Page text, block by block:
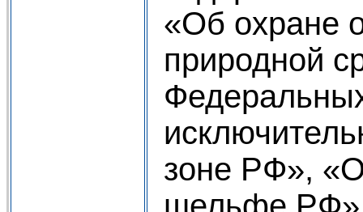
«Об охране
природной
зоне РФ»,